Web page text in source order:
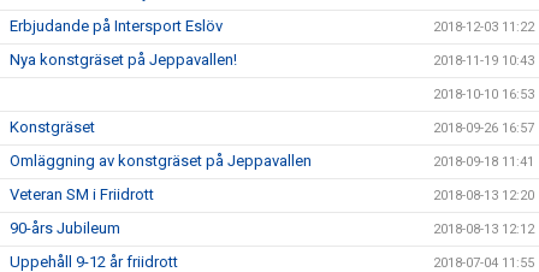
Erbjudande på Intersport Eslöv 2018-12-03 11:22
Nya konstgräset på Jeppavallen! 2018-11-19 10:43
2018-10-10 16:53
Konstgräset 2018-09-26 16:57
Omläggning av konstgräset på Jeppavallen 2018-09-18 11:41
Veteran SM i Friidrott 2018-08-13 12:20
90-års Jubileum 2018-08-13 12:12
Uppehåll 9-12 år friidrott 2018-07-04 11:55